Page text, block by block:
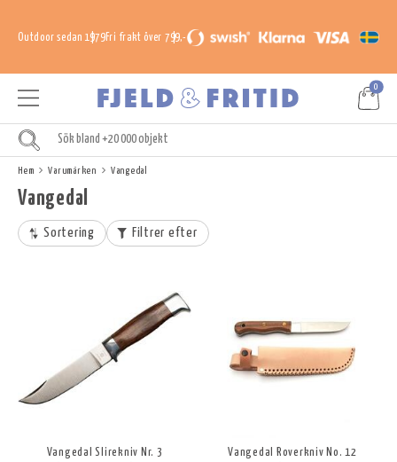
Outdoor sedan 1979Fri frakt över 799,-
0
Hem Varumärken Vangedal
Vangedal
Sortering Filtrer efter
Vangedal Slirekniv Nr. 3
Vangedal Roverkniv No. 12